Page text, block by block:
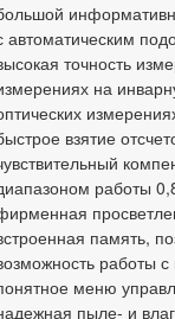
автоматическим
точность
на
взятие
работы
память,
работы
меню
пыле- и